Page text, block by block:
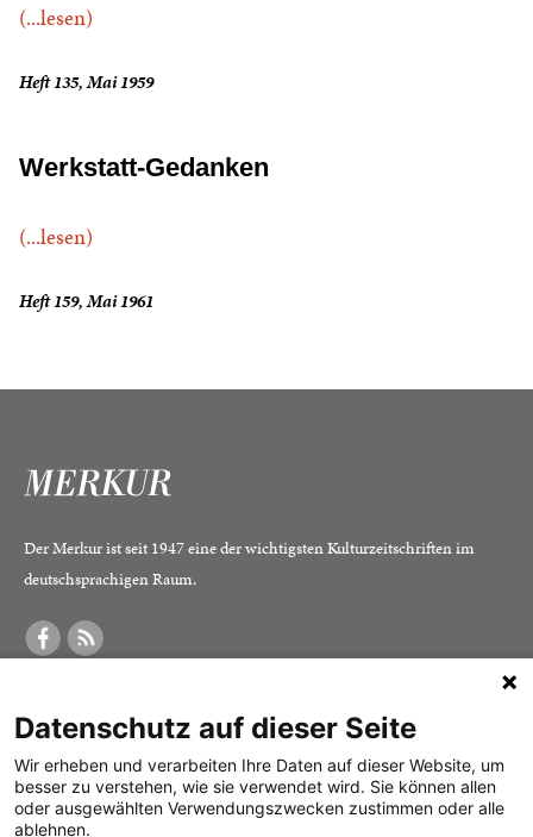
(...lesen)
Heft 135, Mai 1959
Werkstatt-Gedanken
(...lesen)
Heft 159, Mai 1961
Der Merkur ist seit 1947 eine der wichtigsten Kulturzeitschriften im
deutschsprachigen Raum.
Was ist der Merkur?
Herausgeber /
Redaktion
Alle Abos im Überblick
Print-Abo
Digital-Abo
Impressum
Datenschutz
Mediadaten
Datenschutz auf dieser Seite
Wir erheben und verarbeiten Ihre Daten auf dieser Website, um
besser zu verstehen, wie sie verwendet wird. Sie können allen
oder ausgewählten Verwendungszwecken zustimmen oder alle
ablehnen.